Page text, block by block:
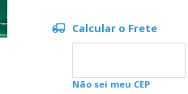
Calcular o Frete
Não sei meu CEP